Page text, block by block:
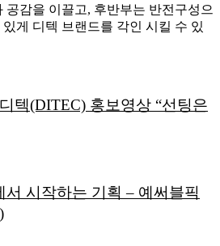
공감을 이끌고, 후반부는 반전구성으
게 디텍 브랜드를 각인 시킬 수 있
텍(DITEC) 홍보영상 “선팅은
시작하는 기획 – 예써블픽